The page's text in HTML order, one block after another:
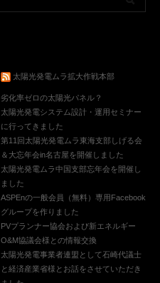
太陽光発電ムラ拡大作戦本部
劣化率ゼロの太陽光パネル？
太陽光発電システム設計・運用セミナー
に行ってきました
第11回太陽光発電ムラ東海支部しげる会
＆大忘年会in名古屋を開催しました
太陽光発電ムラ中国支部忘年会を開催し
ました
ASPEnの一般会員（無料）専用Facebook
グループを作りました
PVプランナー協会および新エネルギー
O&M協議会様との情報交換
太陽光発電事業者連盟として石崎代議士
と経済産業省様とお話をさせていただき